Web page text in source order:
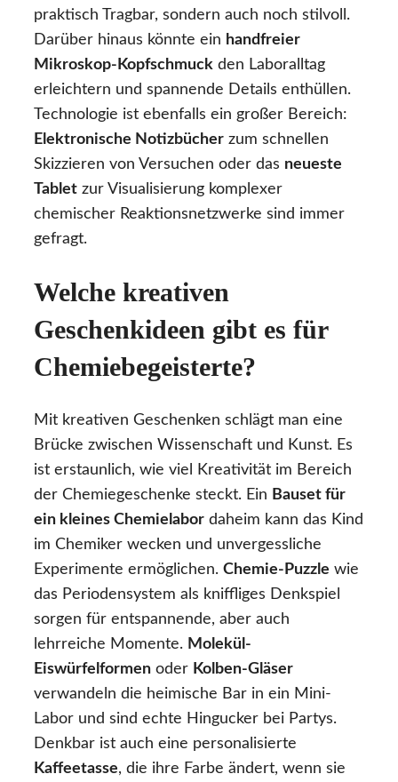
praktisch Tragbar, sondern auch noch stilvoll.
Darüber hinaus könnte ein handfreier
Mikroskop-Kopfschmuck den Laboralltag
erleichtern und spannende Details enthüllen.
Technologie ist ebenfalls ein großer Bereich:
Elektronische Notizbücher zum schnellen
Skizzieren von Versuchen oder das neueste
Tablet zur Visualisierung komplexer
chemischer Reaktionsnetzwerke sind immer
gefragt.
Welche kreativen
Geschenkideen gibt es für
Chemiebegeisterte?
Mit kreativen Geschenken schlägt man eine
Brücke zwischen Wissenschaft und Kunst. Es
ist erstaunlich, wie viel Kreativität im Bereich
der Chemiegeschenke steckt. Ein Bauset für
ein kleines Chemielabor daheim kann das Kind
im Chemiker wecken und unvergessliche
Experimente ermöglichen. Chemie-Puzzle wie
das Periodensystem als kniffliges Denkspiel
sorgen für entspannende, aber auch
lehrreiche Momente. Molekül-
Eiswürfelformen oder Kolben-Gläser
verwandeln die heimische Bar in ein Mini-
Labor und sind echte Hingucker bei Partys.
Denkbar ist auch eine personalisierte
Kaffeetasse, die ihre Farbe ändert, wenn sie